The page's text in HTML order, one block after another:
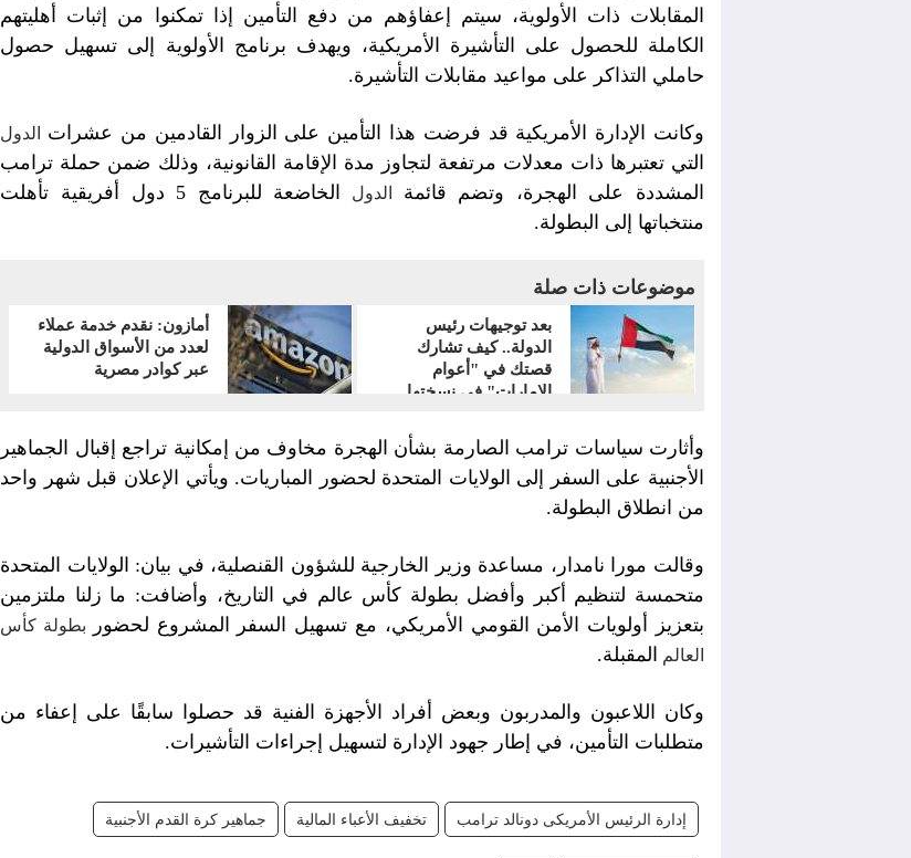
المقابلات ذات الأولوية، سيتم إعفاؤهم من دفع التأمين إذا تمكنوا من إثبات أهليتهم
الكاملة للحصول على التأشيرة الأمريكية، ويهدف برنامج الأولوية إلى تسهيل حصول
حاملي التذاكر على مواعيد مقابلات التأشيرة.
وكانت الإدارة الأمريكية قد فرضت هذا التأمين على الزوار القادمين من عشرات الدول
التي تعتبرها ذات معدلات مرتفعة لتجاوز مدة الإقامة القانونية، وذلك ضمن حملة ترامب
المشددة على الهجرة، وتضم قائمة الدول
الخاضعة للبرنامج 5 دول أفريقية تأهلت
منتخباتها إلى البطولة.
موضوعات ذات صلة
بعد توجيهات رئيس
الدولة.. كيف تشارك
قصتك في "أعوام
الإمارات" في نسختها
أمازون: نقدم خدمة عملاء
لعدد من الأسواق الدولية
عبر كوادر مصرية
وأثارت سياسات ترامب الصارمة بشأن الهجرة مخاوف من إمكانية تراجع إقبال الجماهير
الأجنبية على السفر إلى الولايات المتحدة لحضور المباريات. ويأتي الإعلان قبل شهر واحد
من انطلاق البطولة.
وقالت مورا نامدار، مساعدة وزير الخارجية للشؤون القنصلية، في بيان: الولايات المتحدة
متحمسة لتنظيم أكبر وأفضل بطولة كأس عالم في التاريخ، وأضافت: ما زلنا ملتزمين
بتعزيز أولويات الأمن القومي الأمريكي، مع تسهيل السفر المشروع لحضور
بطولة كأس
العالم
المقبلة.
وكان اللاعبون والمدربون وبعض أفراد الأجهزة الفنية قد حصلوا سابقًا على إعفاء من
متطلبات التأمين، في إطار جهود الإدارة لتسهيل إجراءات التأشيرات.
إدارة الرئيس الأمريكى دونالد ترامب تخفيف الأعباء المالية جماهير كرة القدم الأجنبية